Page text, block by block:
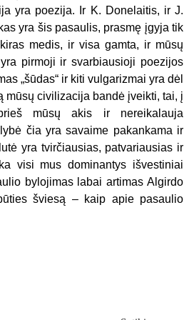
yra poezija. Ir K. Donelaitis, ir J.
yra šis pasaulis, prasmę įgyja tik
medis, ir visa gamta, ir mūsų
pirmoji ir svarbiausioji poezijos
„šūdas“ ir kiti vulgarizmai yra dėl
mūsų civilizacija bandė įveikti, tai, į
mūsų akis ir nereikalauja
čia yra savaime pakankama ir
yra tvirčiausias, patvariausias ir
visi mus dominantys išvestiniai
bylojimas labai artimas Algirdo
šviesą – kaip apie pasaulio